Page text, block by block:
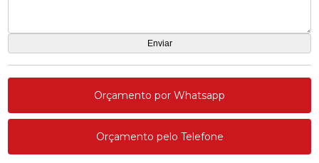
Orçamento por Whatsapp
Orçamento pelo Telefone